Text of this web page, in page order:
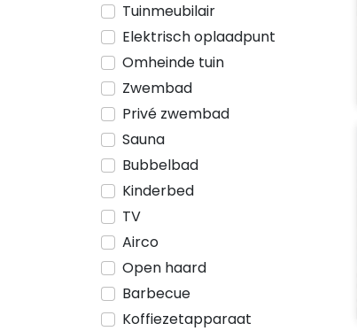
Tuinmeubilair
Elektrisch oplaadpunt
Omheinde tuin
Zwembad
Privé zwembad
Sauna
Bubbelbad
Kinderbed
TV
Airco
Open haard
Barbecue
Koffiezetapparaat